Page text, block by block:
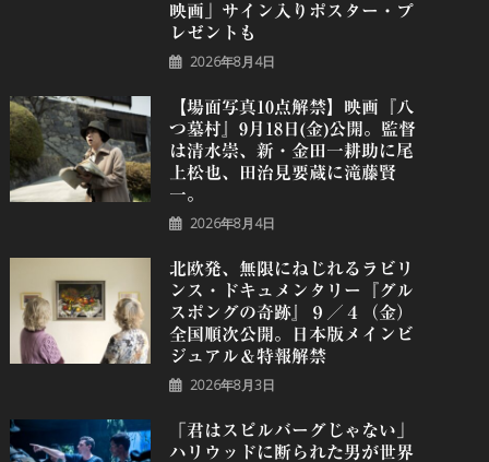
映画」サイン入りポスター・プ
レゼントも
2026年8月4日
【場面写真10点解禁】映画『八
つ墓村』9月18日(金)公開。監督
は清水崇、新・金田一耕助に尾
上松也、田治見要蔵に滝藤賢
一。
2026年8月4日
北欧発、無限にねじれるラビリ
ンス・ドキュメンタリー『グル
スポングの奇跡』９／４（金）
全国順次公開。日本版メインビ
ジュアル＆特報解禁
2026年8月3日
「君はスピルバーグじゃない」
ハリウッドに断られた男が世界